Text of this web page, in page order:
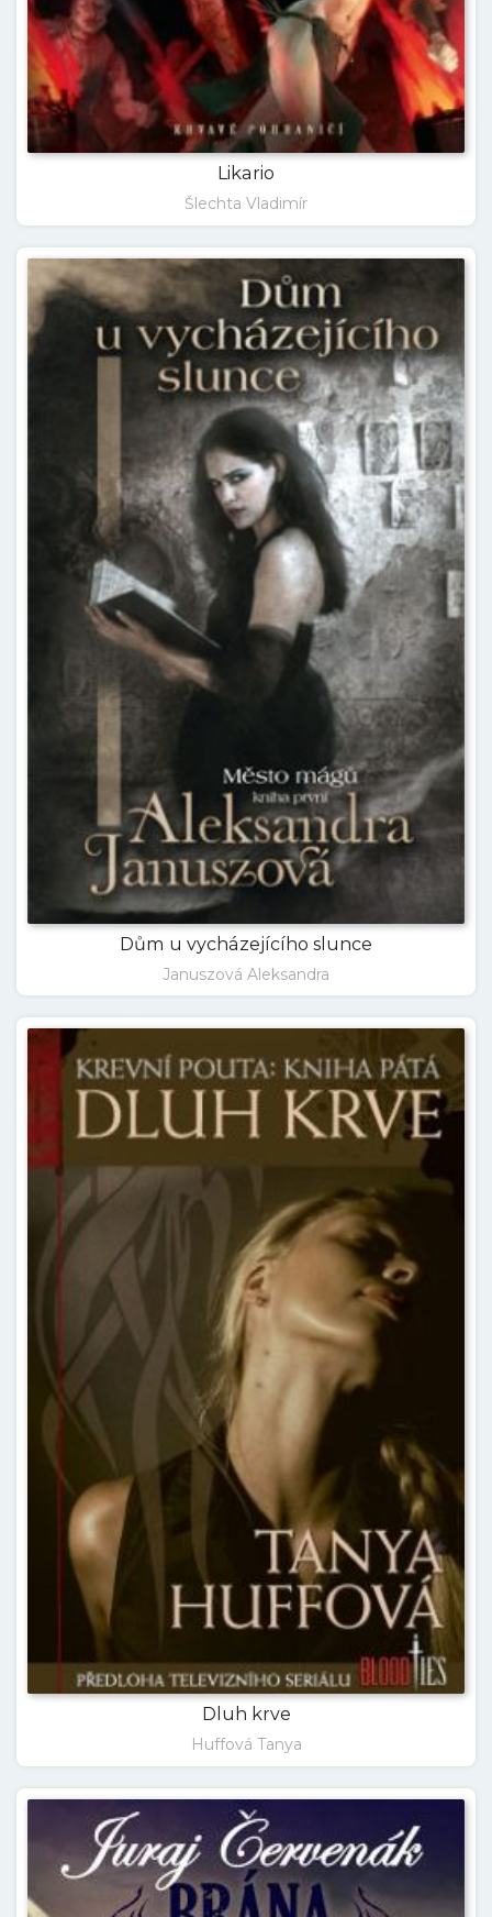
Likario
Šlechta Vladimír
Dům u vycházejícího slunce
Januszová Aleksandra
Dluh krve
Huffová Tanya